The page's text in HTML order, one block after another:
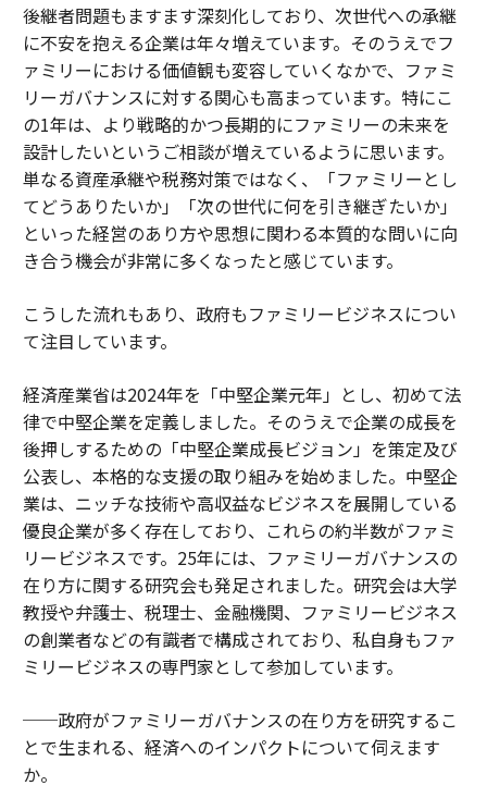
後継者問題もますます深刻化しており、次世代への承継
に不安を抱える企業は年々増えています。そのうえでフ
ァミリーにおける価値観も変容していくなかで、ファミ
リーガバナンスに対する関心も高まっています。特にこ
の1年は、より戦略的かつ長期的にファミリーの未来を
設計したいというご相談が増えているように思います。
単なる資産承継や税務対策ではなく、「ファミリーとし
てどうありたいか」「次の世代に何を引き継ぎたいか」
といった経営のあり方や思想に関わる本質的な問いに向
き合う機会が非常に多くなったと感じています。
こうした流れもあり、政府もファミリービジネスについ
て注目しています。
経済産業省は2024年を「中堅企業元年」とし、初めて法
律で中堅企業を定義しました。そのうえで企業の成長を
後押しするための「中堅企業成長ビジョン」を策定及び
公表し、本格的な支援の取り組みを始めました。中堅企
業は、ニッチな技術や高収益なビジネスを展開している
優良企業が多く存在しており、これらの約半数がファミ
リービジネスです。25年には、ファミリーガバナンスの
在り方に関する研究会も発足されました。研究会は大学
教授や弁護士、税理士、金融機関、ファミリービジネス
の創業者などの有識者で構成されており、私自身もファ
ミリービジネスの専門家として参加しています。
──政府がファミリーガバナンスの在り方を研究するこ
とで生まれる、経済へのインパクトについて伺えます
か。